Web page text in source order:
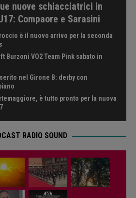
nuove schiacciatrici in
Compaore e Sarasini
è il nuovo arrivo per la seconda
Burzoni VO2 Team Pink sabato in
nel Girone B: derby con
è tutto pronto per la nuova
RADIO SOUND